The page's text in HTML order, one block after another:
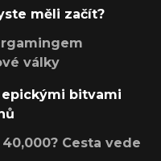
měli začít?
války
epickými bitvami
Cesta vede